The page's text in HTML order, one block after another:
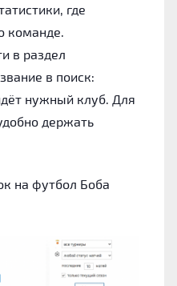
где
команде.
в раздел
в поиск:
нужный клуб. Для
держать
на футбол Боба